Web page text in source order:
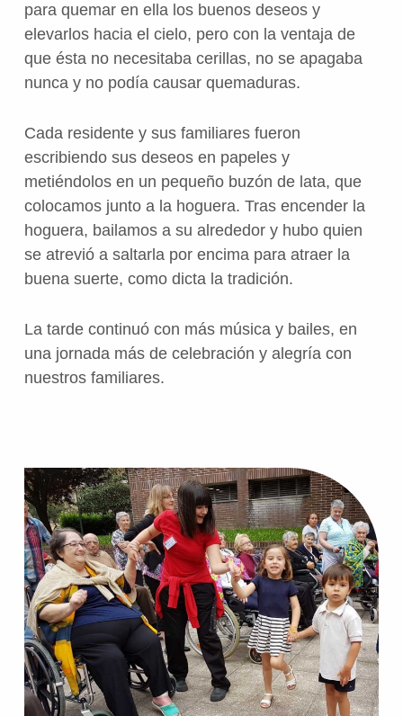
para quemar en ella los buenos deseos y
elevarlos hacia el cielo, pero con la ventaja de
que ésta no necesitaba cerillas, no se apagaba
nunca y no podía causar quemaduras.
Cada residente y sus familiares fueron
escribiendo sus deseos en papeles y
metiéndolos en un pequeño buzón de lata, que
colocamos junto a la hoguera. Tras encender la
hoguera, bailamos a su alrededor y hubo quien
se atrevió a saltarla por encima para atraer la
buena suerte, como dicta la tradición.
La tarde continuó con más música y bailes, en
una jornada más de celebración y alegría con
nuestros familiares.